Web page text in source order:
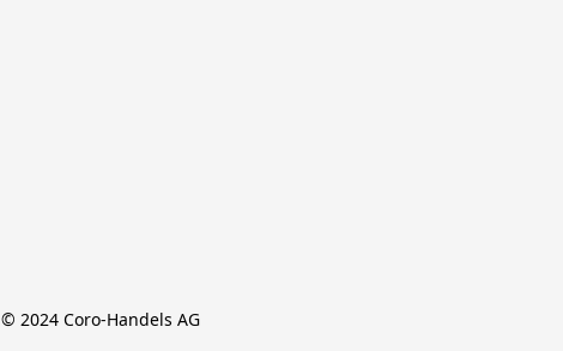
© 2024 Coro-Handels AG